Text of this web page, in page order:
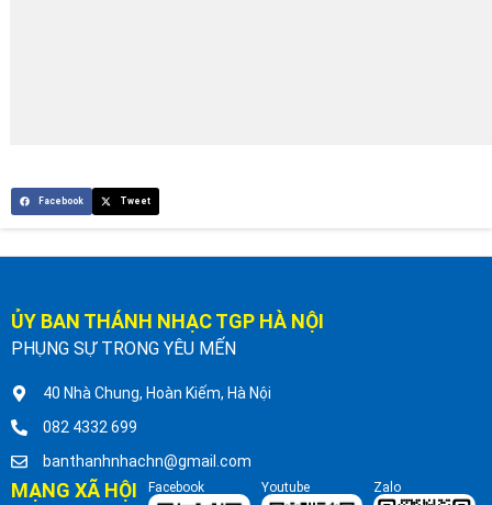
Facebook Tweet
ỦY BAN THÁNH NHẠC TGP HÀ NỘI
PHỤNG SỰ TRONG YÊU MẾN
40 Nhà Chung, Hoàn Kiếm, Hà Nội
082 4332 699
banthanhnhachn@gmail.com
MẠNG XÃ HỘI Facebook Youtube Zalo